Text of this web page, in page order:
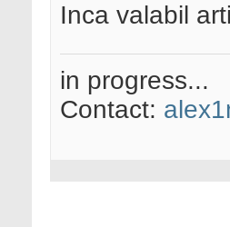
Inca valabil
in progress...
Contact: